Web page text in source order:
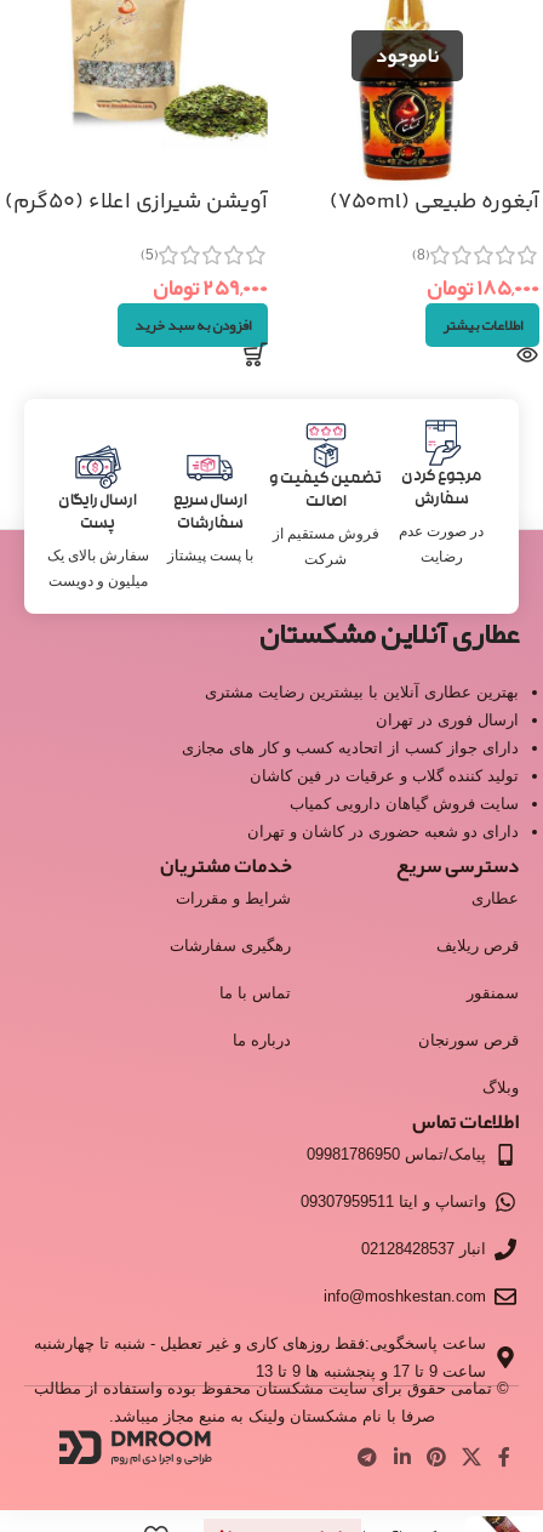
آبغوره طبیعی (۷۵۰ml)
(8)
۱۸۵,۰۰۰تومان
اطلاعات بیشتر
آویشن شیرازی اعلاء (۵۰گرم)
(5)
۲۵۹,۰۰۰تومان
افزودن به سبد خرید
مرجوع کردن
سفارش
در صورت عدم
رضایت
تضمین کیفیت و
اصالت
فروش مستقیم از
شرکت
ارسال سریع
سفارشات
با پست پیشتاز
ارسال رایگان
پست
سفارش بالای یک
میلیون و دویست
عطاری آنلاین مشکستان
بهترین عطاری آنلاین با بیشترین رضایت مشتری
ارسال فوری در تهران
دارای جواز کسب از اتحادیه کسب و کار های مجازی
تولید کننده گلاب و عرقیات در فین کاشان
سایت فروش گیاهان دارویی کمیاب
دارای دو شعبه حضوری در کاشان و تهران
دسترسی سریع
عطاری
قرص ریلایف
سمنقور
قرص سورنجان
وبلاگ
خدمات مشتریان
شرایط و مقررات
رهگیری سفارشات
تماس با ما
درباره ما
اطلاعات تماس
پیامک/تماس 09981786950
واتساپ و ایتا 09307959511
انبار 02128428537
info@moshkestan.com
ساعت پاسخگویی:فقط روزهای کاری و غیر تعطیل - شنبه تا چهارشنبه
ساعت 9 تا 17 و پنجشنبه ها 9 تا 13
© تمامی حقوق برای سایت مشکستان محفوظ بوده واستفاده از مطالب
صرفا با نام مشکستان ولینک به منبع مجاز میباشد.